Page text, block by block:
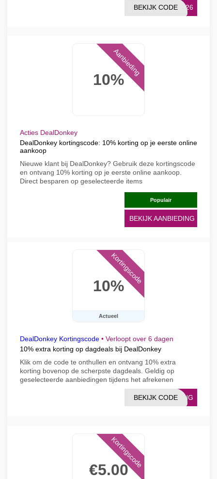
OM26
BEKIJK CODE
10%
Aanbieding
Acties DealDonkey
DealDonkey kortingscode: 10% korting op je eerste online
aankoop
Nieuwe klant bij DealDonkey? Gebruik deze kortingscode
en ontvang 10% korting op je eerste online aankoop.
Direct besparen op geselecteerde items
Populair
BEKIJK AANBIEDING
10%
Actueel
Kortingscode
DealDonkey Kortingscode • Verloopt over 6 dagen
10% extra korting op dagdeals bij DealDonkey
Klik om de code te onthullen en ontvang 10% extra
korting bovenop de scherpste dagdeals. Geldig op
geselecteerde aanbiedingen tijdens het afrekenen
CHNG
BEKIJK CODE
€5.00
Kortingscode